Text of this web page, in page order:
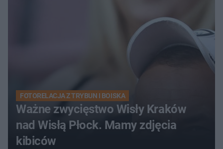
FOTORELACJA Z TRYBUN I BOISKA
Ważne zwycięstwo Wisły Kraków
nad Wisłą Płock. Mamy zdjęcia
kibiców